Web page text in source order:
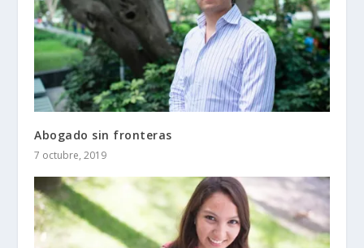
Abogado sin fronteras
7 octubre, 2019